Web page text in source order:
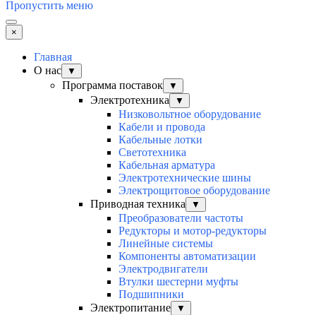
Пропустить меню
×
Главная
О нас
▼
Программа поставок ▼
Электротехника ▼
Низковольтное оборудование
Кабели и провода
Кабельные лотки
Светотехника
Кабельная арматура
Электротехнические шины
Электрощитовое оборудование
Приводная техника
▼
Преобразователи частоты
Редукторы и мотор-редукторы
Линейные системы
Компоненты автоматизации
Электродвигатели
Втулки шестерни муфты
Подшипники
Электропитание
▼